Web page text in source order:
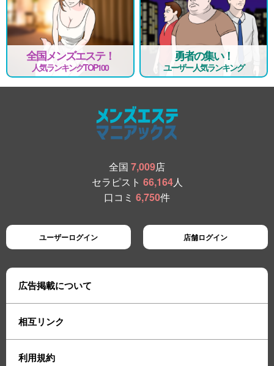
全国メンズエステ！
人気ランキングTOP100
勇者の集い！
ユーザー人気ランキング
全国 7,009店
セラピスト 66,164人
口コミ 6,750件
ユーザーログイン 店舗ログイン
広告掲載について
相互リンク
利用規約